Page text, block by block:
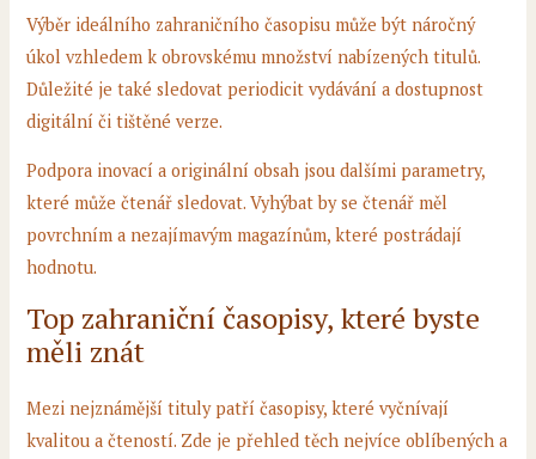
Výběr ideálního zahraničního časopisu může být náročný
úkol vzhledem k obrovskému množství nabízených titulů.
Důležité je také sledovat periodicit vydávání a dostupnost
digitální či tištěné verze.
Podpora inovací a originální obsah jsou dalšími parametry,
které může čtenář sledovat. Vyhýbat by se čtenář měl
povrchním a nezajímavým magazínům, které postrádají
hodnotu.
Top zahraniční časopisy, které byste
měli znát
Mezi nejznámější tituly patří časopisy, které vyčnívají
kvalitou a čteností. Zde je přehled těch nejvíce oblíbených a